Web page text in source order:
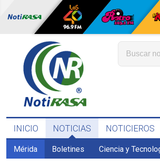
INICIO NOTICIAS NOTICIEROS
Mérida Boletines Ciencia y